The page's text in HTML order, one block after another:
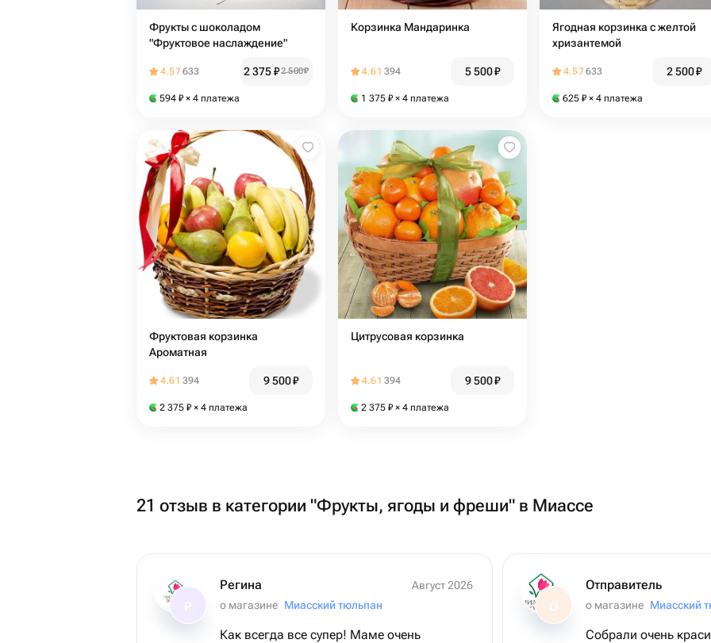
Фрукты с шоколадом
"Фруктовое наслаждение"
4.57633 2 375₽2 500₽
594 ₽ × 4 платежа
Корзинка Мандаринка
4.61 394 5 500₽
1 375 ₽ × 4 платежа
Ягодная корзинка с желтой
хризантемой
4.57633 2 500₽
625 ₽ × 4 платежа
Фруктовая корзинка
Ароматная
4.61 394 9 500₽
2 375 ₽ × 4 платежа
Цитрусовая корзинка
4.61 394 9 500₽
2 375 ₽ × 4 платежа
21 отзыв в категории "Фрукты, ягоды и фреши" в Миассе
Регина
Август 2026
о магазине Миасский тюльпан
Как всегда все супер! Маме очень
О
Отправитель
о магазине Миасский
Собрали очень